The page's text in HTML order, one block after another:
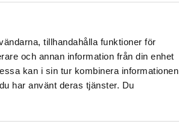
tillhandahålla funktioner för
och annan information från din enhet
kan i sin tur kombinera informationen
har använt deras tjänster. Du
BioMedica Propolis
BIOMEDICA
alk. 12,05 €
Rubicon
BIOMEDICA
25,90 €